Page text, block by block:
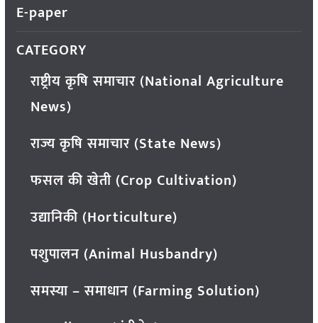
E-paper
CATEGORY
राष्ट्रीय कृषि समाचार (National Agriculture
News)
राज्य कृषि समाचार (State News)
फसल की खेती (Crop Cultivation)
उद्यानिकी (Horticulture)
पशुपालन (Animal Husbandry)
समस्या – समाधान (Farming Solution)